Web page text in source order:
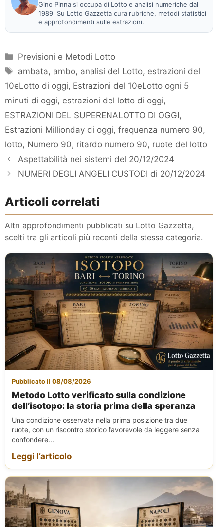
Gino Pinna si occupa di Lotto e analisi numeriche dal
1989. Su Lotto Gazzetta cura rubriche, metodi statistici
e approfondimenti sulle estrazioni.
Categorie
Previsioni e Metodi Lotto
Tag
ambata, ambo, analisi del Lotto, estrazioni del
10eLotto di oggi, Estrazioni del 10eLotto ogni 5
minuti di oggi, estrazioni del lotto di oggi,
ESTRAZIONI DEL SUPERENALOTTO DI OGGI,
Estrazioni Millionday di oggi, frequenza numero 90,
lotto, Numero 90, ritardo numero 90, ruote del lotto
Aspettabilità nei sistemi del 20/12/2024
NUMERI DEGLI ANGELI CUSTODI di 20/12/2024
Articoli correlati
Altri approfondimenti pubblicati su Lotto Gazzetta,
scelti tra gli articoli più recenti della stessa categoria.
Pubblicato il 08/08/2026
Metodo Lotto verificato sulla condizione
dell’isotopo: la storia prima della speranza
Una condizione osservata nella prima posizione tra due
ruote, con un riscontro storico favorevole da leggere senza
confondere...
Leggi l’articolo